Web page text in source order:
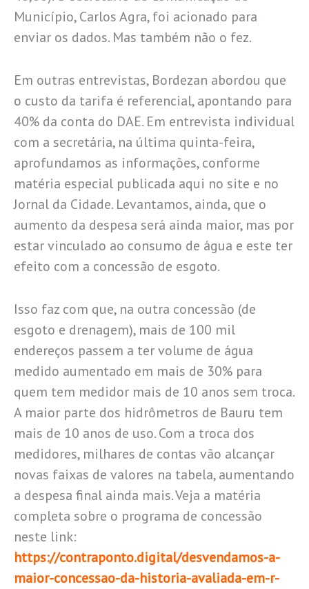
Município, Carlos Agra, foi acionado para
enviar os dados. Mas também não o fez.
Em outras entrevistas, Bordezan abordou que
o custo da tarifa é referencial, apontando para
40% da conta do DAE. Em entrevista individual
com a secretária, na última quinta-feira,
aprofundamos as informações, conforme
matéria especial publicada aqui no site e no
Jornal da Cidade. Levantamos, ainda, que o
aumento da despesa será ainda maior, mas por
estar vinculado ao consumo de água e este ter
efeito com a concessão de esgoto.
Isso faz com que, na outra concessão (de
esgoto e drenagem), mais de 100 mil
endereços passem a ter volume de água
medido aumentado em mais de 30% para
quem tem medidor mais de 10 anos sem troca.
A maior parte dos hidrômetros de Bauru tem
mais de 10 anos de uso. Com a troca dos
medidores, milhares de contas vão alcançar
novas faixas de valores na tabela, aumentando
a despesa final ainda mais. Veja a matéria
completa sobre o programa de concessão
neste link:
https://contraponto.digital/desvendamos-a-
maior-concessao-da-historia-avaliada-em-r-